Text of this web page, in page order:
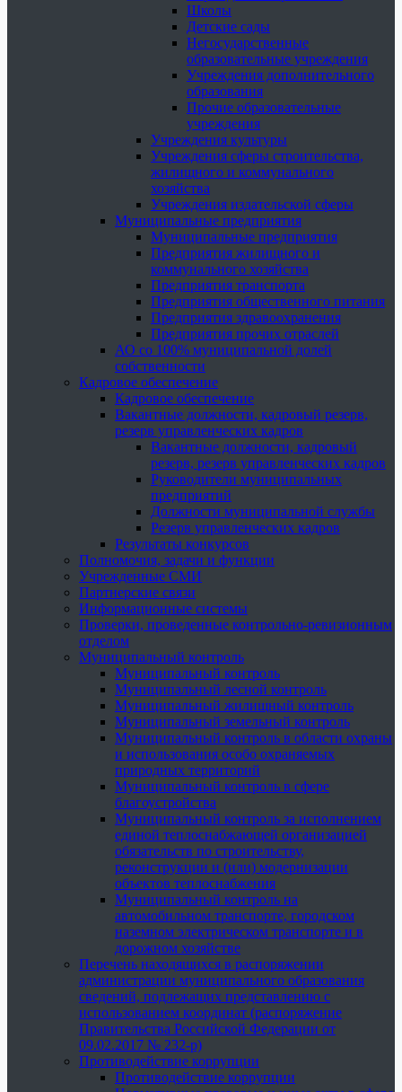
Школы
Детские сады
Негосударственные
образовательные учреждения
Учреждения дополнительного
образования
Прочие образовательные
учреждения
Учреждения культуры
Учреждения сферы строительства,
жилищного и коммунального
хозяйства
Учреждения издательской сферы
Муниципальные предприятия
Муниципальные предприятия
Предприятия жилищного и
коммунального хозяйства
Предприятия транспорта
Предприятия общественного питания
Предприятия здравоохранения
Предприятия прочих отраслей
АО со 100% муниципальной долей
собственности
Кадровое обеспечение
Кадровое обеспечение
Вакантные должности, кадровый резерв,
резерв управленческих кадров
Вакантные должности, кадровый
резерв, резерв управленческих кадров
Руководители муниципальных
предприятий
Должности муниципальной службы
Резерв управленческих кадров
Результаты конкурсов
Полномочия, задачи и функции
Учрежденные СМИ
Партнерские связи
Информационные системы
Проверки, проведенные контрольно-ревизионным
отделом
Муниципальный контроль
Муниципальный контроль
Муниципальный лесной контроль
Муниципальный жилищный контроль
Муниципальный земельный контроль
Муниципальный контроль в области охраны
и использования особо охраняемых
природных территорий
Муниципальный контроль в сфере
благоустройства
Муниципальный контроль за исполнением
единой теплоснабжающей организацией
обязательств по строительству,
реконструкции и (или) модернизации
объектов теплоснабжения
Муниципальный контроль на
автомобильном транспорте, городском
наземном электрическом транспорте и в
дорожном хозяйстве
Перечень находящихся в распоряжении
администрации муниципального образования
сведений, подлежащих представлению с
использованием координат (распоряжение
Правительства Российской Федерации от
09.02.2017 № 232-р)
Противодействие коррупции
Противодействие коррупции